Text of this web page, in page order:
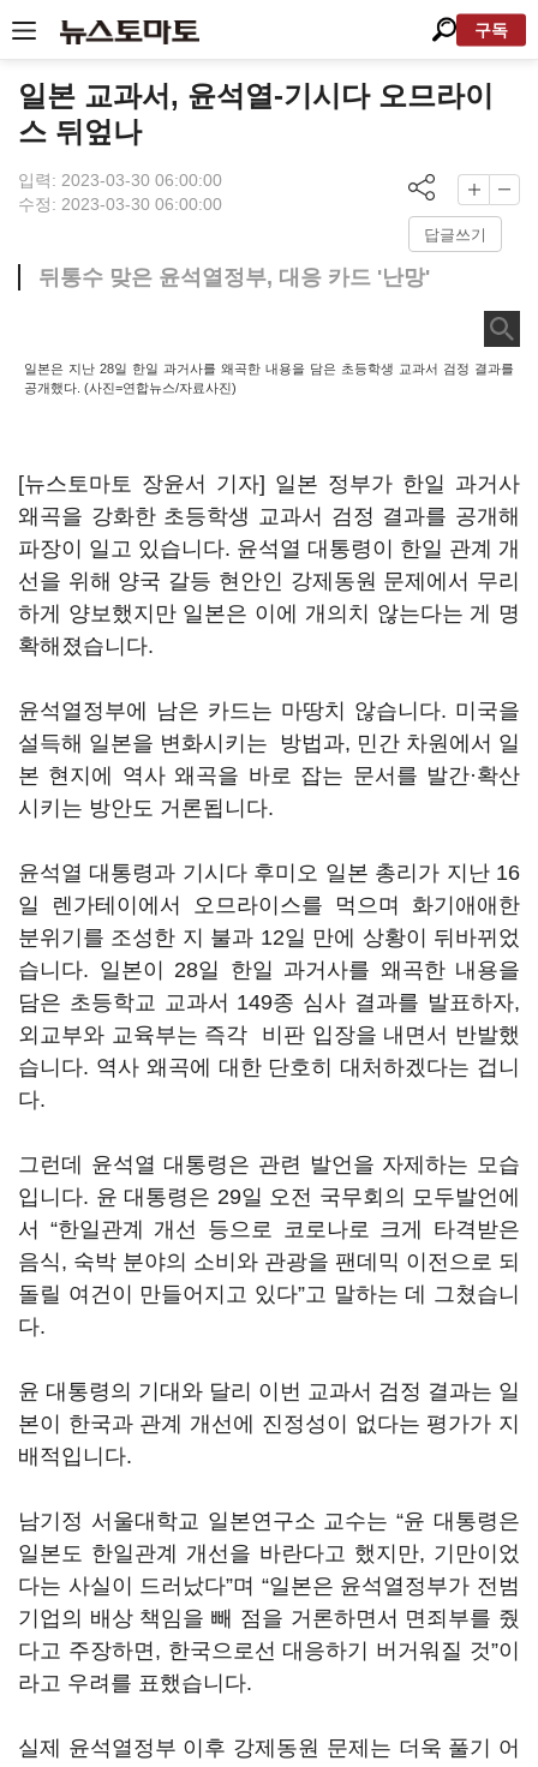
구독
일본 교과서, 윤석열-기시다 오므라이
스 뒤엎나
입력: 2023-03-30 06:00:00
수정: 2023-03-30 06:00:00
답글쓰기
뒤통수 맞은 윤석열정부, 대응 카드 '난망'
일본은 지난 28일 한일 과거사를 왜곡한 내용을 담은 초등학생 교과서 검정 결과를
공개했다. (사진=연합뉴스/자료사진)
[뉴스토마토 장윤서 기자] 일본 정부가 한일 과거사
왜곡을 강화한 초등학생 교과서 검정 결과를 공개해
파장이 일고 있습니다. 윤석열 대통령이 한일 관계 개
선을 위해 양국 갈등 현안인 강제동원 문제에서 무리
하게 양보했지만 일본은 이에 개의치 않는다는 게 명
확해졌습니다.
윤석열정부에 남은 카드는 마땅치 않습니다. 미국을
설득해 일본을 변화시키는 방법과, 민간 차원에서 일
본 현지에 역사 왜곡을 바로 잡는 문서를 발간·확산
시키는 방안도 거론됩니다.
윤석열 대통령과 기시다 후미오 일본 총리가 지난 16
일 렌가테이에서 오므라이스를 먹으며 화기애애한
분위기를 조성한 지 불과 12일 만에 상황이 뒤바뀌었
습니다. 일본이 28일 한일 과거사를 왜곡한 내용을
담은 초등학교 교과서 149종 심사 결과를 발표하자,
외교부와 교육부는 즉각 비판 입장을 내면서 반발했
습니다. 역사 왜곡에 대한 단호히 대처하겠다는 겁니
다.
그런데 윤석열 대통령은 관련 발언을 자제하는 모습
입니다. 윤 대통령은 29일 오전 국무회의 모두발언에
서 “한일관계 개선 등으로 코로나로 크게 타격받은
음식, 숙박 분야의 소비와 관광을 팬데믹 이전으로 되
돌릴 여건이 만들어지고 있다”고 말하는 데 그쳤습니
다.
윤 대통령의 기대와 달리 이번 교과서 검정 결과는 일
본이 한국과 관계 개선에 진정성이 없다는 평가가 지
배적입니다.
남기정 서울대학교 일본연구소 교수는 “윤 대통령은
일본도 한일관계 개선을 바란다고 했지만, 기만이었
다는 사실이 드러났다”며 “일본은 윤석열정부가 전범
기업의 배상 책임을 빼 점을 거론하면서 면죄부를 줬
다고 주장하면, 한국으로선 대응하기 버거워질 것”이
라고 우려를 표했습니다.
실제 윤석열정부 이후 강제동원 문제는 더욱 풀기 어